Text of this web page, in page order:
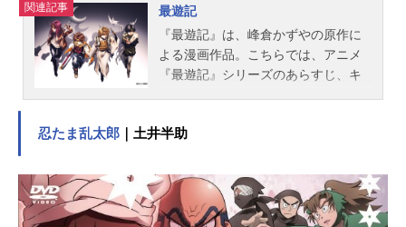
関連記事
最遊記
『最遊記』は、峰倉かずやの原作に
よる漫画作品。こちらでは、アニメ
『最遊記』シリーズのあらすじ、キ
忍たま乱太郎 ｜土井半助